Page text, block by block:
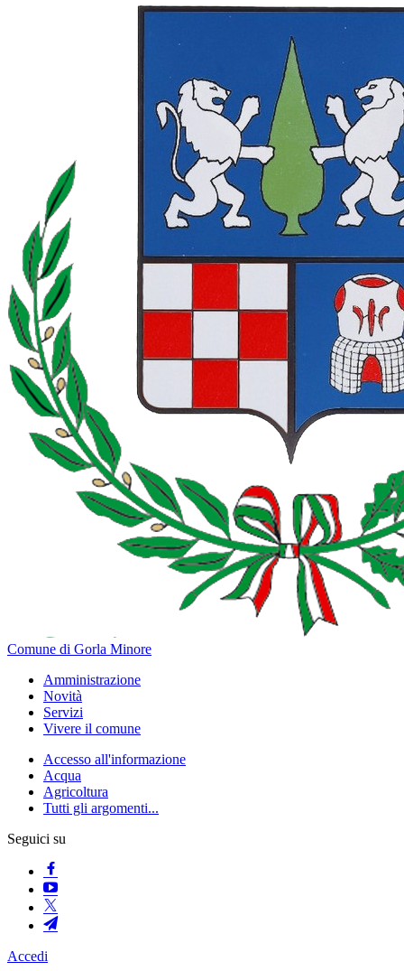
Comune di Gorla Minore
Amministrazione
Novità
Servizi
Vivere il comune
Accesso all'informazione
Acqua
Agricoltura
Tutti gli argomenti...
Seguici su
Accedi